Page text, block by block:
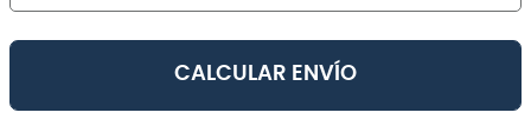
CALCULAR ENVÍO